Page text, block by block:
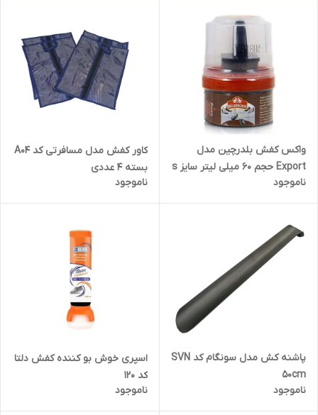
واکس کفش بلدرچین مدل
Export حجم 60 میلی لیتر سایز s
ناموجود
کاور کفش مدل مسافرتی کد A04
بسته 4 عددی
ناموجود
پاشنه کش مدل سونگام کد SVN
50cm
ناموجود
اسپری خوش بو کننده کفش دلتا
کد 120
ناموجود